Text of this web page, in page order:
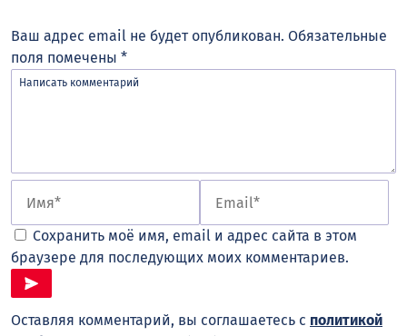
Ваш адрес email не будет опубликован. Обязательные
поля помечены *
Сохранить моё имя, email и адрес сайта в этом
браузере для последующих моих комментариев.
Оставляя комментарий, вы соглашаетесь с политикой